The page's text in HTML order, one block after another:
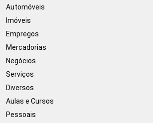
Automóveis
Imóveis
Empregos
Mercadorias
Negócios
Serviços
Diversos
Aulas e Cursos
Pessoais